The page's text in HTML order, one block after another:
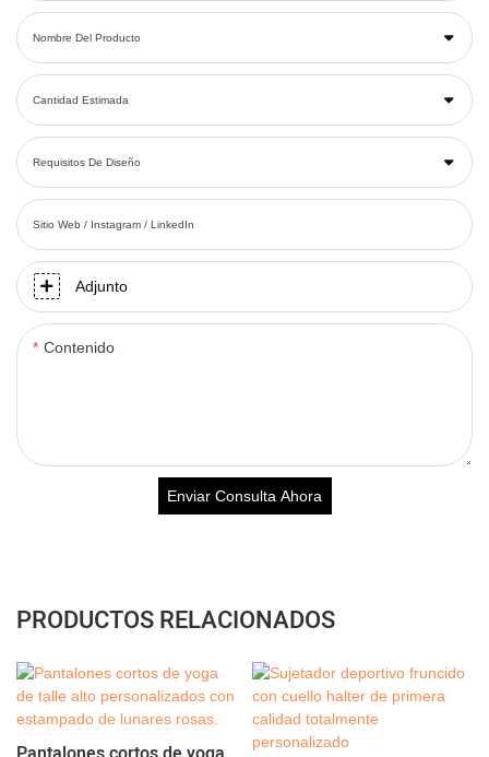
Nombre Del Producto
Cantidad Estimada
Requisitos De Diseño
Sitio Web / Instagram / LinkedIn
Adjunto
Contenido
Enviar Consulta Ahora
PRODUCTOS RELACIONADOS